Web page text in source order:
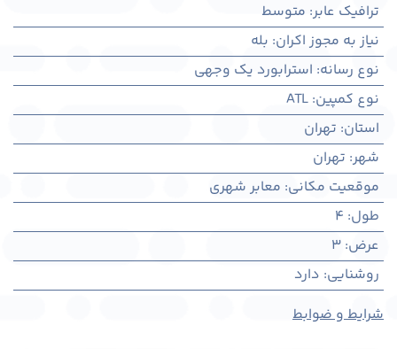
ترافیک عابر: متوسط
نیاز به مجوز اکران: بله
نوع رسانه: استرابورد یک وجهی
نوع کمپین:
ATL
استان: تهران
شهر: تهران
موقعیت مکانی: معابر شهری
طول:
4
عرض:
3
روشنایی: دارد
شرایط و ضوابط